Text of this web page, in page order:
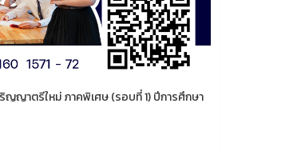
ญาตรีใหม่ ภาคพิเศษ (รอบที่ 1) ปีการศึกษา